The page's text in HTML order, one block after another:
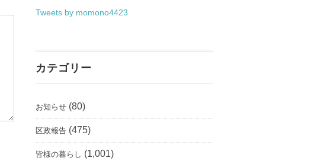
Tweets by momono4423
カテゴリー
お知らせ (80)
区政報告 (475)
皆様の暮らし (1,001)